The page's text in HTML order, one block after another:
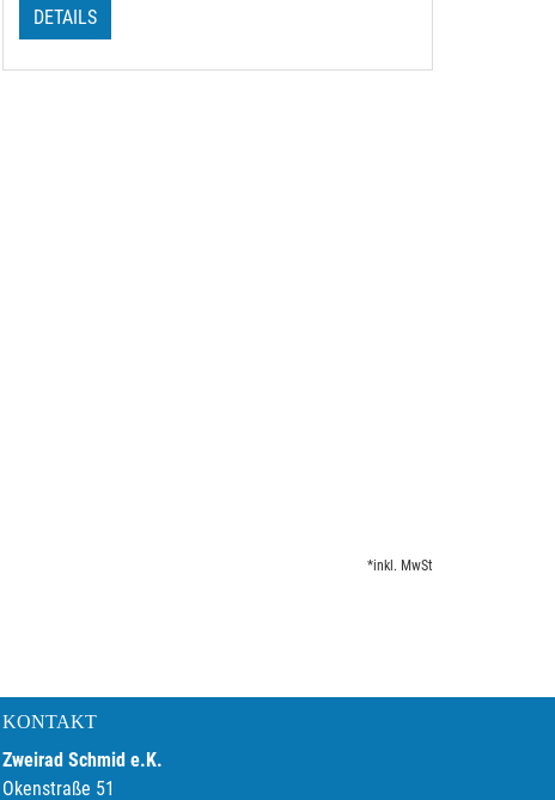
DETAILS
*inkl. MwSt
KONTAKT
Zweirad Schmid e.K.
Okenstraße 51